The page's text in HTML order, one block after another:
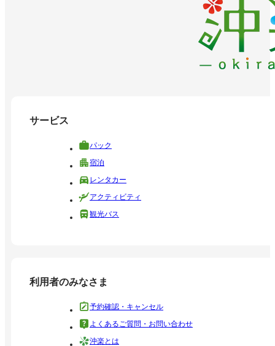
サービス
パック
宿泊
レンタカー
アクティビティ
観光バス
利用者のみなさま
予約確認・キャンセル
よくあるご質問・お問い合わせ
沖楽とは